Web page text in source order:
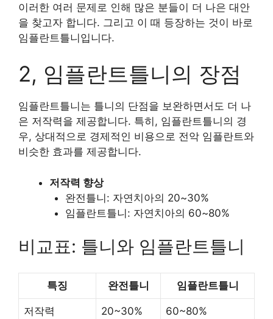
이러한 여러 문제로 인해 많은 분들이 더 나은 대안
을 찾고자 합니다. 그리고 이 때 등장하는 것이 바로
임플란트틀니입니다.
2, 임플란트틀니의 장점
임플란트틀니는 틀니의 단점을 보완하면서도 더 나
은 저작력을 제공합니다. 특히, 임플란트틀니의 경
우, 상대적으로 경제적인 비용으로 전악 임플란트와
비슷한 효과를 제공합니다.
저작력 향상
완전틀니: 자연치아의 20~30%
임플란트틀니: 자연치아의 60~80%
비교표: 틀니와 임플란트틀니
특징 완전틀니 임플란트틀니
저작력 20~30% 60~80%